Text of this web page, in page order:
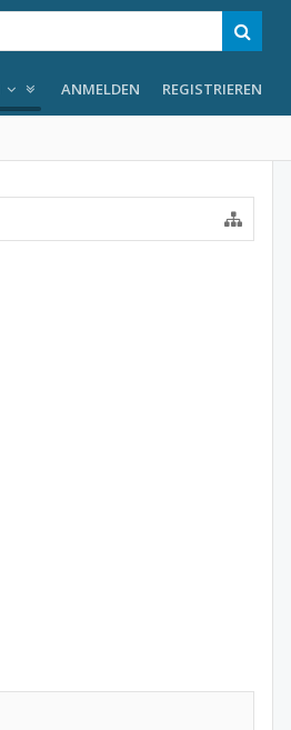
ANMELDEN REGISTRIEREN